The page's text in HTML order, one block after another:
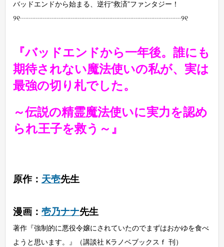
バッドエンドから始まる、逆行“救済”ファンタジー！
୨୧┈┈┈┈┈┈┈┈┈┈┈┈┈┈┈┈┈┈┈┈┈┈┈୨୧
『バッドエンドから一年後。誰にも
期待されない魔法使いの私が、実は
最強の切り札でした。
～伝説の精霊魔法使いに実力を認め
られ王子を救う～』
原作： 天壱先生
漫画： 壱乃ナナ先生
著作『強制的に悪役令嬢にされていたのでまずはおかゆを食べ
ようと思います。』（講談社 Kラノベブックスｆ 刊）